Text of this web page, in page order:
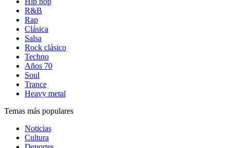
R&B
Rap
Clásica
Salsa
Rock clásico
Techno
Años 70
Soul
Trance
Heavy metal
Temas más populares
Noticias
Cultura